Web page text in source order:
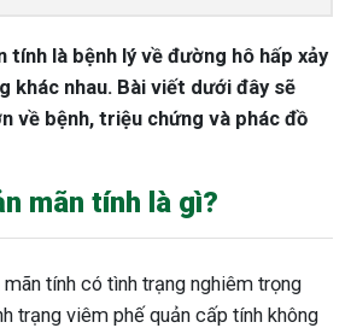
tính là bệnh lý về đường hô hấp xảy
khác nhau. Bài viết dưới đây sẽ
về bệnh, triệu chứng và phác đồ
mãn tính là gì?
tính có tình trạng nghiêm trọng
trạng viêm phế quản cấp tính không